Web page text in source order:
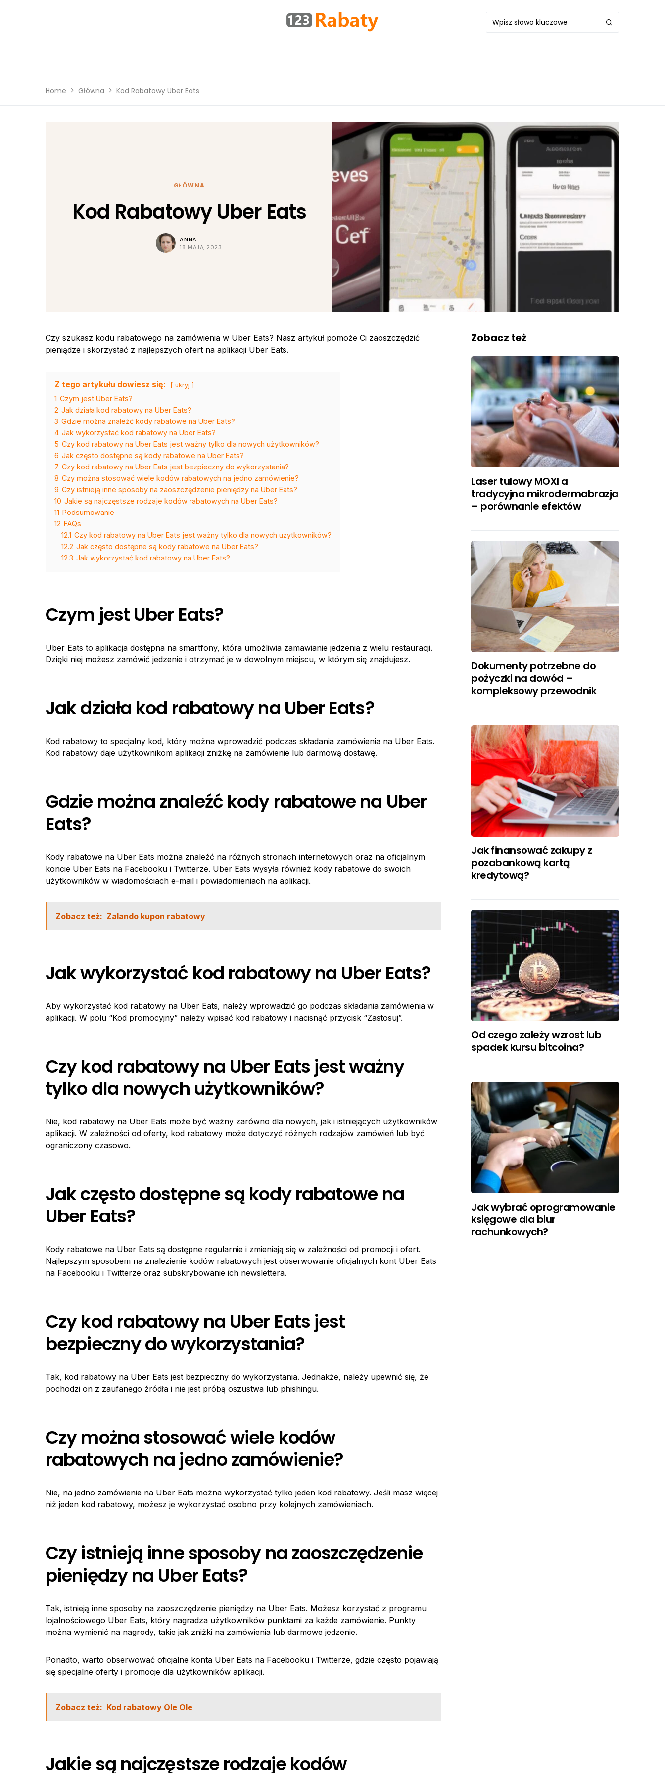
Home Główna Kod Rabatowy Uber Eats
GŁÓWNA
Kod Rabatowy Uber Eats
ANNA
18 MAJA, 2023
Czy szukasz kodu rabatowego na zamówienia w Uber Eats? Nasz artykuł pomoże Ci zaoszczędzić
pieniądze i skorzystać z najlepszych ofert na aplikacji Uber Eats.
Z tego artykułu dowiesz się: ukryj
1 Czym jest Uber Eats?
2 Jak działa kod rabatowy na Uber Eats?
3 Gdzie można znaleźć kody rabatowe na Uber Eats?
4 Jak wykorzystać kod rabatowy na Uber Eats?
5 Czy kod rabatowy na Uber Eats jest ważny tylko dla nowych użytkowników?
6 Jak często dostępne są kody rabatowe na Uber Eats?
7 Czy kod rabatowy na Uber Eats jest bezpieczny do wykorzystania?
8 Czy można stosować wiele kodów rabatowych na jedno zamówienie?
9 Czy istnieją inne sposoby na zaoszczędzenie pieniędzy na Uber Eats?
10 Jakie są najczęstsze rodzaje kodów rabatowych na Uber Eats?
11 Podsumowanie
12 FAQs
12.1 Czy kod rabatowy na Uber Eats jest ważny tylko dla nowych użytkowników?
12.2 Jak często dostępne są kody rabatowe na Uber Eats?
12.3 Jak wykorzystać kod rabatowy na Uber Eats?
Czym jest Uber Eats?
Uber Eats to aplikacja dostępna na smartfony, która umożliwia zamawianie jedzenia z wielu restauracji.
Dzięki niej możesz zamówić jedzenie i otrzymać je w dowolnym miejscu, w którym się znajdujesz.
Jak działa kod rabatowy na Uber Eats?
Kod rabatowy to specjalny kod, który można wprowadzić podczas składania zamówienia na Uber Eats.
Kod rabatowy daje użytkownikom aplikacji zniżkę na zamówienie lub darmową dostawę.
Gdzie można znaleźć kody rabatowe na Uber
Eats?
Kody rabatowe na Uber Eats można znaleźć na różnych stronach internetowych oraz na oficjalnym
koncie Uber Eats na Facebooku i Twitterze. Uber Eats wysyła również kody rabatowe do swoich
użytkowników w wiadomościach e-mail i powiadomieniach na aplikacji.
Zobacz też: Zalando kupon rabatowy
Jak wykorzystać kod rabatowy na Uber Eats?
Aby wykorzystać kod rabatowy na Uber Eats, należy wprowadzić go podczas składania zamówienia w
aplikacji. W polu “Kod promocyjny” należy wpisać kod rabatowy i nacisnąć przycisk “Zastosuj”.
Czy kod rabatowy na Uber Eats jest ważny
tylko dla nowych użytkowników?
Nie, kod rabatowy na Uber Eats może być ważny zarówno dla nowych, jak i istniejących użytkowników
aplikacji. W zależności od oferty, kod rabatowy może dotyczyć różnych rodzajów zamówień lub być
ograniczony czasowo.
Jak często dostępne są kody rabatowe na
Uber Eats?
Kody rabatowe na Uber Eats są dostępne regularnie i zmieniają się w zależności od promocji i ofert.
Najlepszym sposobem na znalezienie kodów rabatowych jest obserwowanie oficjalnych kont Uber Eats
na Facebooku i Twitterze oraz subskrybowanie ich newslettera.
Czy kod rabatowy na Uber Eats jest
bezpieczny do wykorzystania?
Tak, kod rabatowy na Uber Eats jest bezpieczny do wykorzystania. Jednakże, należy upewnić się, że
pochodzi on z zaufanego źródła i nie jest próbą oszustwa lub phishingu.
Czy można stosować wiele kodów
rabatowych na jedno zamówienie?
Nie, na jedno zamówienie na Uber Eats można wykorzystać tylko jeden kod rabatowy. Jeśli masz więcej
niż jeden kod rabatowy, możesz je wykorzystać osobno przy kolejnych zamówieniach.
Czy istnieją inne sposoby na zaoszczędzenie
pieniędzy na Uber Eats?
Tak, istnieją inne sposoby na zaoszczędzenie pieniędzy na Uber Eats. Możesz korzystać z programu
lojalnościowego Uber Eats, który nagradza użytkowników punktami za każde zamówienie. Punkty
można wymienić na nagrody, takie jak zniżki na zamówienia lub darmowe jedzenie.
Ponadto, warto obserwować oficjalne konta Uber Eats na Facebooku i Twitterze, gdzie często pojawiają
się specjalne oferty i promocje dla użytkowników aplikacji.
Zobacz też: Kod rabatowy Ole Ole
Jakie są najczęstsze rodzaje kodów
Zobacz też
Laser tulowy MOXI a
tradycyjna mikrodermabrazja
– porównanie efektów
Dokumenty potrzebne do
pożyczki na dowód –
kompleksowy przewodnik
Jak finansować zakupy z
pozabankową kartą
kredytową?
Od czego zależy wzrost lub
spadek kursu bitcoina?
Jak wybrać oprogramowanie
księgowe dla biur
rachunkowych?